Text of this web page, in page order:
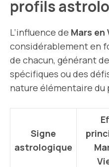
profils
L’influence de Mars en
considérablement en
de chacun, générant
spécifiques ou des
nature élémentaire du
Signe
astrologique